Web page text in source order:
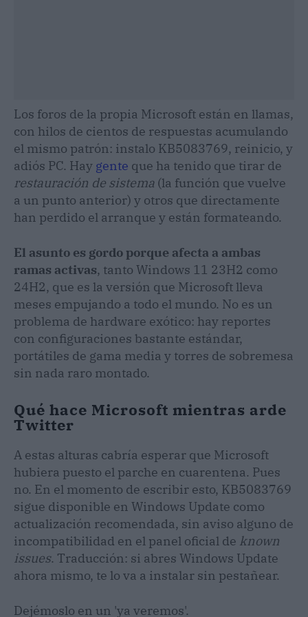
Los foros de la propia Microsoft están en llamas,
con hilos de cientos de respuestas acumulando
el mismo patrón: instalo KB5083769, reinicio, y
adiós PC. Hay gente que ha tenido que tirar de
restauración de sistema (la función que vuelve
a un punto anterior) y otros que directamente
han perdido el arranque y están formateando.
El asunto es gordo porque afecta a ambas
ramas activas, tanto Windows 11 23H2 como
24H2, que es la versión que Microsoft lleva
meses empujando a todo el mundo. No es un
problema de hardware exótico: hay reportes
con configuraciones bastante estándar,
portátiles de gama media y torres de sobremesa
sin nada raro montado.
Qué hace Microsoft mientras arde
Twitter
A estas alturas cabría esperar que Microsoft
hubiera puesto el parche en cuarentena. Pues
no. En el momento de escribir esto, KB5083769
sigue disponible en Windows Update como
actualización recomendada, sin aviso alguno de
incompatibilidad en el panel oficial de known
issues. Traducción: si abres Windows Update
ahora mismo, te lo va a instalar sin pestañear.
Dejémoslo en un 'ya veremos'.